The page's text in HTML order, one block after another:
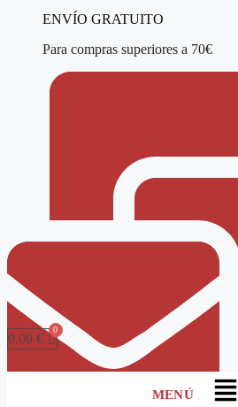
ENVÍO GRATUITO
Para compras superiores a 70€
0,00 €
Menú